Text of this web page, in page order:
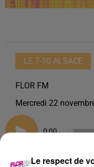
LE 7-10 ALSACE
FLOR FM
Mercredi 22
0:00
Le respect de